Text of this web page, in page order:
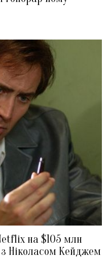
на $105 млн
Ніколасом Кейджем